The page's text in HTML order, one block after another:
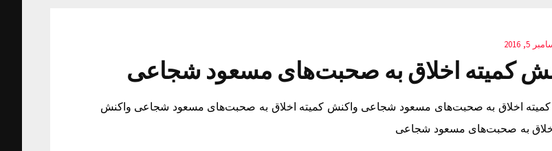
5, 2016
کمیته اخلاق به صحبت‌های مسعود شجاعی
اخلاق به صحبت‌های مسعود شجاعی واکنش کمیته اخلاق به صحبت‌های مسعود شجاعی واکنش
به صحبت‌های مسعود شجاعی